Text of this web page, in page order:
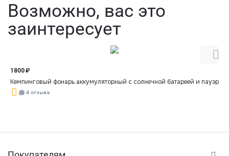
Возможно, вас это
заинтересует
1800₽
Кемпинговый фонарь аккумуляторный с солнечной батареей и
4 отзыва